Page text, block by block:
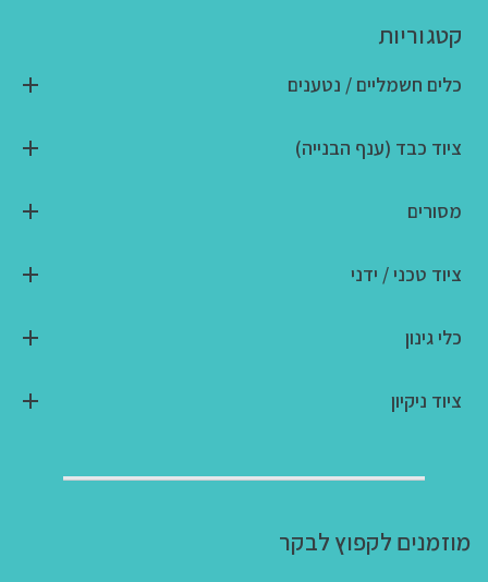
קטגוריות
כלים חשמליים / נטענים
ציוד כבד (ענף הבנייה)
מסורים
ציוד טכני / ידני
כלי גינון
ציוד ניקיון
מוזמנים לקפוץ לבקר